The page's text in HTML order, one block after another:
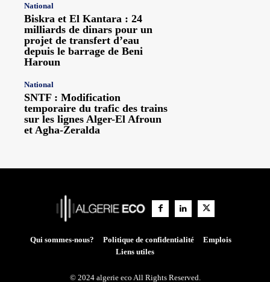
National
Biskra et El Kantara : 24
milliards de dinars pour un
projet de transfert d’eau
depuis le barrage de Beni
Haroun
National
SNTF : Modification
temporaire du trafic des trains
sur les lignes Alger-El Afroun
et Agha-Zeralda
Qui sommes-nous? Politique de confidentialité
Emplois
Liens utiles
© 2024 algerie eco All Rights Reserved.